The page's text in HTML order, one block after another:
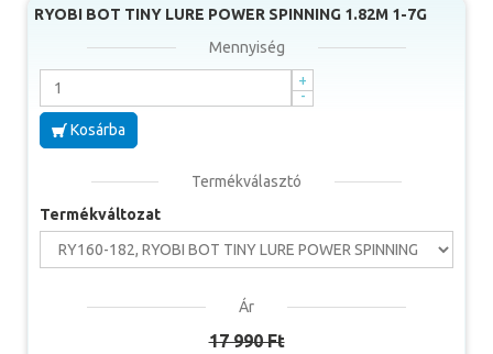
plasztikokhoz és wobblerekhez, főként puhább szájú halak
pergetéséhez, mint a jász és domolykó!
Sügérezni is kiváló opció!
Specifikációk:
- Magas érzékenységű blank, tömör karbon spicc
- Esztétikus orsórögzítés, kényelmes fogással
A botra a leggyakrabban alkalmazott csavaros
orsótartó került. A több évtizede használt típus
felépítésben rejlik. Az orsó rögzítésére két darab, az
RYOBI BOT TINY LURE POWER SPINNING 1.82M 1-7G
Mennyiség
-
+
Kosárba
Termékválasztó
Termékváltozat
Ár
17 990 Ft